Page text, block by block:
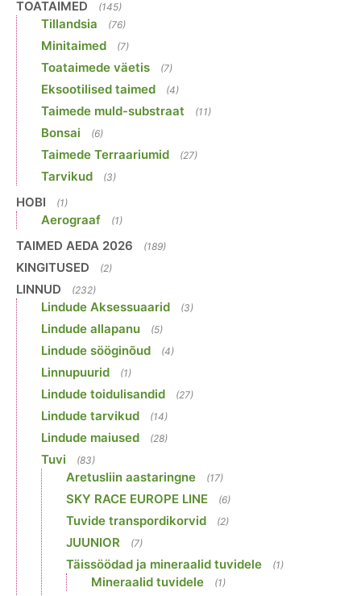
TOATAIMED (145)
Tillandsia (76)
Minitaimed (7)
Toataimede väetis (7)
Eksootilised taimed (4)
Taimede muld-substraat (11)
Bonsai (6)
Taimede Terraariumid (27)
Tarvikud (3)
HOBI (1)
Aerograaf (1)
TAIMED AEDA 2026 (189)
KINGITUSED (2)
LINNUD (232)
Lindude Aksessuaarid (3)
Lindude allapanu (5)
Lindude sööginõud (4)
Linnupuurid (1)
Lindude toidulisandid (27)
Lindude tarvikud (14)
Lindude maiused (28)
Tuvi (83)
Aretusliin aastaringne (17)
SKY RACE EUROPE LINE (6)
Tuvide transpordikorvid (2)
JUUNIOR (7)
Täissöödad ja mineraalid tuvidele (1)
Mineraalid tuvidele (1)